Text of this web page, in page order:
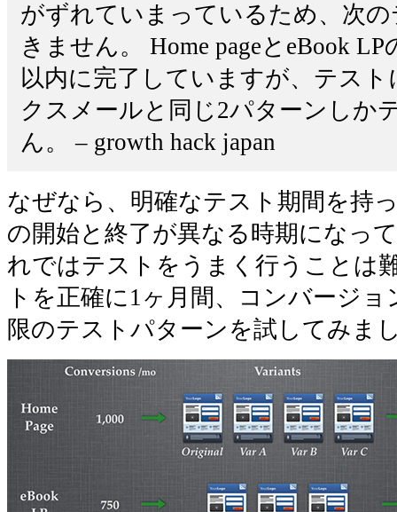
がずれていまっているため、次
きません。 Home pageとeBook
以内に完了していますが、テス
クスメールと同じ2パターンしか
ん。 – growth hack japan
なぜなら、明確なテスト期間を持
の開始と終了が異なる時期になっ
れではテストをうまく行うことは
トを正確に1ヶ月間、コンバージ
限のテストパターンを試してみま